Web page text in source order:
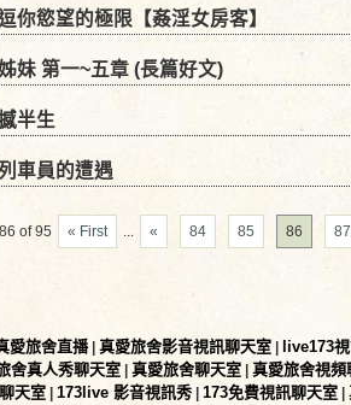
你慾望的極限【姦淫女房客】
妹 第一~五章 (長篇好文)
半生
車員的遭遇
of 95 « First ... « 84 85 86 87
愛旅舍直播 真愛旅舍影音視訊聊天室
live173
舍真人秀聊天室 真愛旅舍聊天室 真愛旅舍視頻
天室 173live 影音視訊秀 173免費視訊聊天室